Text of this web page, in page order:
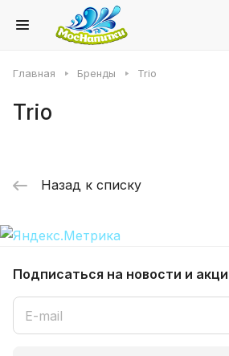
Главная Бренды Trio
Trio
Назад к списку
Подписаться на новости и